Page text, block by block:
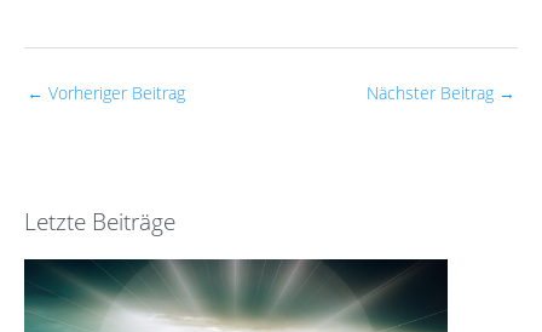
← Vorheriger Beitrag Nächster Beitrag →
Letzte Beiträge